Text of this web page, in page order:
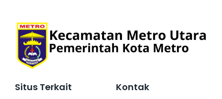
Situs Terkait Kontak